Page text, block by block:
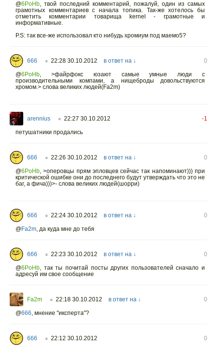
@6PoHb, твой последний комментарий, пожалуй, один из самых
грамотных комментариев с начала топика. Так-же хотелось бы
отметить комментарии товарища kernel - грамотные и
информативные.
P.S: так все-же использовал кто нибудь хромиум под маемо5?
666 ○ 22:28 30.10.2012 в ответ на ↓
0
@6PoHb, >файрфокс юзают самые умные люди с
производительными компами, а нищеброды довольствуются
хромом.> слова великих людей(Fa2m)
arennius ○ 22:27 30.10.2012
-1
петушатники продались
666 ○ 22:26 30.10.2012 в ответ на ↓
0
@6PoHb,>оперовцы прям эпловцев сейчас так напоминают))) при
критической ошибке они до последнего будут утверждать что это не
баг, а фича)))>- слова великих людей(шорри)
666 ○ 22:24 30.10.2012 в ответ на ↓
0
@Fa2m, да куда мне до тебя
666 ○ 22:23 30.10.2012 в ответ на ↓
0
@6PoHb, так ты почитай посты других пользователей сначало и
адресуй им свое сообщение
Fa2m ○ 22:18 30.10.2012 в ответ на ↓
0
@666, мнение "иксперта"?
666 ○ 22:12 30.10.2012
0